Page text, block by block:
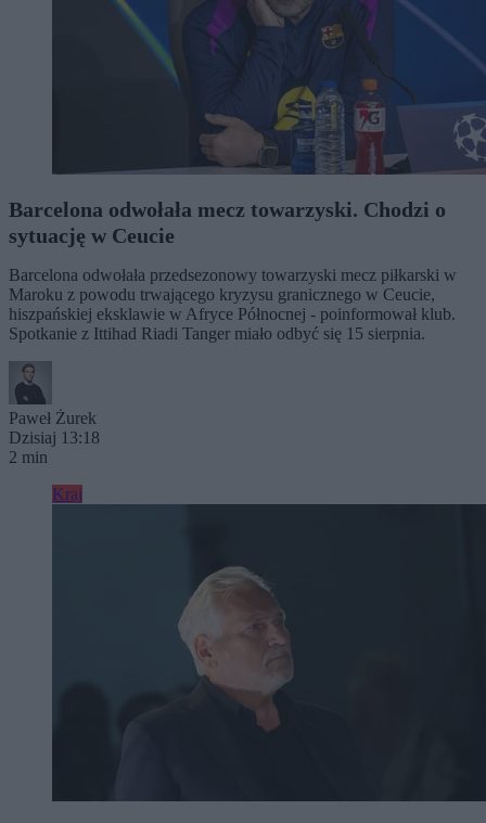
Barcelona odwołała mecz towarzyski. Chodzi o
sytuację w Ceucie
Barcelona odwołała przedsezonowy towarzyski mecz piłkarski w
Maroku z powodu trwającego kryzysu granicznego w Ceucie,
hiszpańskiej eksklawie w Afryce Północnej - poinformował klub.
Spotkanie z Ittihad Riadi Tanger miało odbyć się 15 sierpnia.
Paweł Żurek
Dzisiaj 13:18
2 min
Kraj